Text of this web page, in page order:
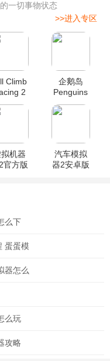
一切事物状态
>>进入专区
Climb
2
山赛车2
际服
企鹅岛
Penguins
Isle游戏
拟机器
官方版
汽车模拟
器2安卓版
么下
蛋蛋模
器怎么
么玩
攻略